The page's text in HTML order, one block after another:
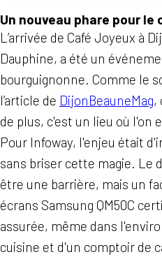
Un nouveau phare pour
L’arrivée de Café Joyeux à
Dauphine, a été un
bourguignonne. Comme le
l’article de DijonBeauneMag,
de plus, c'est un lieu où l'on
Pour Infoway, l'enjeu était
sans briser cette magie. Le
être une barrière, mais un
écrans Samsung QM50C
assurée, même dans
cuisine et d'un comptoir de